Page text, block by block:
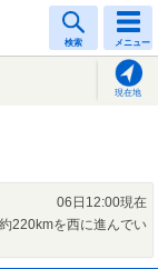
検索 メニュー
現在地
06日12:00現在
220kmを西に進んでい